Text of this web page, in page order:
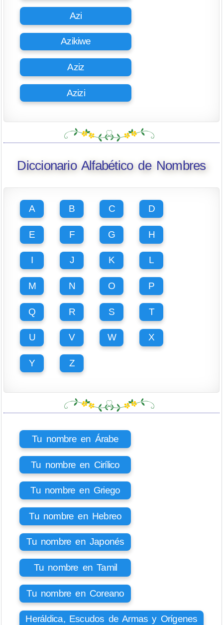
Azi
Azikiwe
Aziz
Azizi
Diccionario Alfabético de Nombres
A B C D
E F G H
I J K L
M N O P
Q R S T
U V W X
Y Z
Tu nombre en Árabe
Tu nombre en Cirílico
Tu nombre en Griego
Tu nombre en Hebreo
Tu nombre en Japonés
Tu nombre en Tamil
Tu nombre en Coreano
Heráldica, Escudos de Armas y Orígenes